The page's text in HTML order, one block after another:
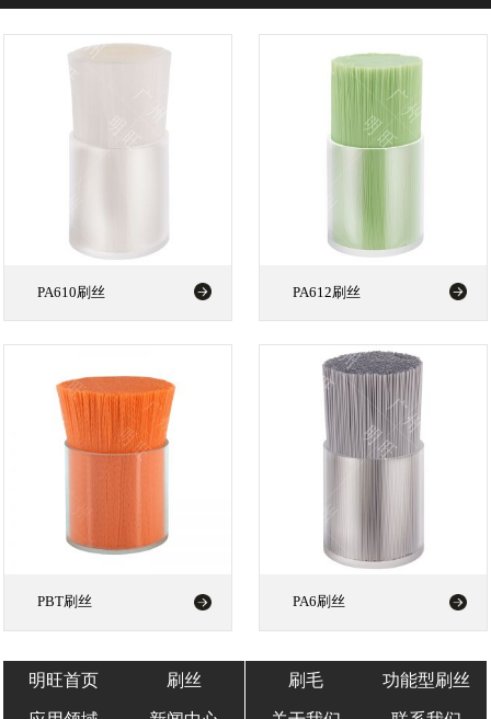
PA610刷丝 PA612刷丝
PBT刷丝 PA6刷丝
明旺首页 刷丝 刷毛 功能型刷丝